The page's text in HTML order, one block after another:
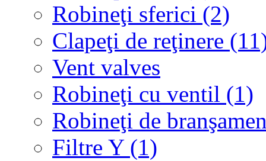
Robineţi sferici (2)
Clapeţi de reţinere
Vent valves
Robineţi cu ventil (1)
Robineţi de
Filtre Y (1)